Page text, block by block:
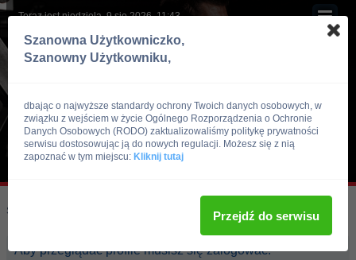
Teraz jest niedziela, 9 sie 2026, 11:43
Skocz do:
Aby przeglądać profile musisz się zalogować.
Szanowna Użytkowniczko,
Szanowny Użytkowniku,
dbając o najwyższe standardy ochrony Twoich danych osobowych, w
związku z wejściem w życie Ogólnego Rozporządzenia o Ochronie
Danych Osobowych (RODO) zaktualizowaliśmy politykę prywatności
serwisu dostosowując ją do nowych regulacji. Możesz się z nią
zapoznać w tym miejscu: Kliknij tutaj
Przejdź do serwisu